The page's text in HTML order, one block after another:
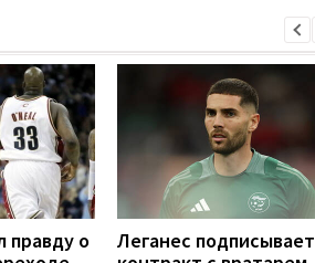
правду о
Леганес подписывает